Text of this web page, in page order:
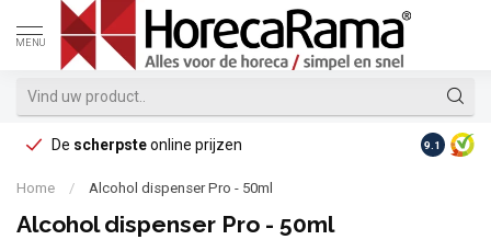
MENU
De scherpsteonline prijzen Op
9.1
Home / Alcohol dispenser Pro - 50ml
Alcohol dispenser Pro - 50ml